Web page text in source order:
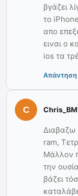
βγάζει
το
απο
ειναι ο
ios τα
Απάντηση
Διαβαζω
ram,
Μάλλον
την
βάζει